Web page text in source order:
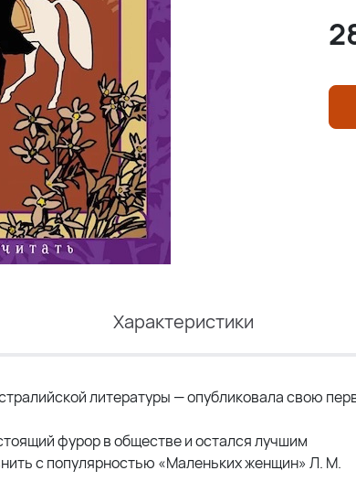
Характеристики
литературы — опубликовала свою
фурор в обществе и остался лучшим
с популярностью «Маленьких женщин» Л. М.